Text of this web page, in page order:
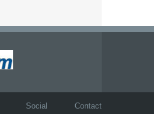
Social Contact